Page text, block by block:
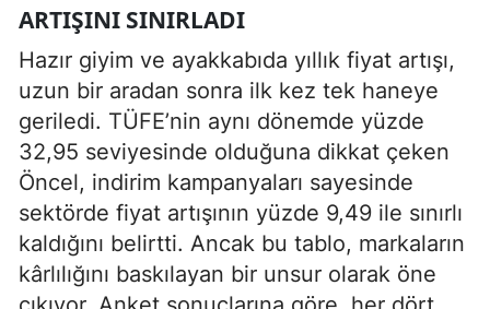
ARTIŞINI SINIRLADI
Hazır giyim ve ayakkabıda yıllık fiyat artışı,
uzun bir aradan sonra ilk kez tek haneye
geriledi. TÜFE’nin aynı dönemde yüzde
32,95 seviyesinde olduğuna dikkat çeken
Öncel, indirim kampanyaları sayesinde
sektörde fiyat artışının yüzde 9,49 ile sınırlı
kaldığını belirtti. Ancak bu tablo, markaların
kârlılığını baskılayan bir unsur olarak öne